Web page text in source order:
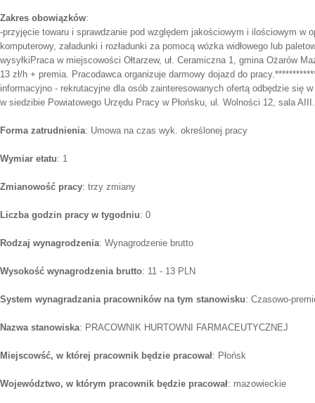
Zakres obowiązków:
-przyjęcie towaru i sprawdzanie pod względem jakościowym i ilościowym w
komputerowy, załadunki i rozładunki za pomocą wózka widłowego lub
wysyłkiPraca w miejscowości Ołtarzew, uł. Ceramiczna 1, gmina Ożarów
13 zł/h + premia. Pracodawca organizuje darmowy dojazd do
informacyjno - rekrutacyjne dla osób zainteresowanych ofertą odbędzie się
w siedzibie Powiatowego Urzędu Pracy w Płońsku, ul. Wolności 12, sala
Forma zatrudnienia: Umowa na czas wyk. określonej pracy
Wymiar etatu: 1
Zmianowość pracy: trzy zmiany
Liczba godzin pracy w tygodniu: 0
Rodzaj wynagrodzenia: Wynagrodzenie brutto
Wysokość wynagrodzenia brutto: 11 - 13 PLN
System wynagradzania pracowników na tym stanowisku: Czasowo-
Nazwa stanowiska: PRACOWNIK HURTOWNI FARMACEUTYCZNEJ
Miejscowść, w której pracownik będzie pracował: Płońsk
Województwo, w którym pracownik będzie pracował: mazowieckie